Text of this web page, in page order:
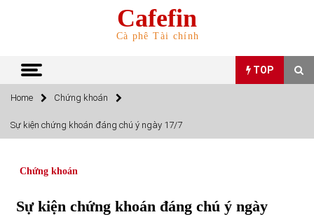
Cafefin
Cà phê Tài chính
TOP
TOP
Top 10 mặt hàng Việt Nam nhập khẩu nhiều nhất tháng
Home Chứng khoán
Sự kiện chứng khoán đáng chú ý ngày 17/7
Chứng khoán
Sự kiện chứng khoán đáng chú ý ngày